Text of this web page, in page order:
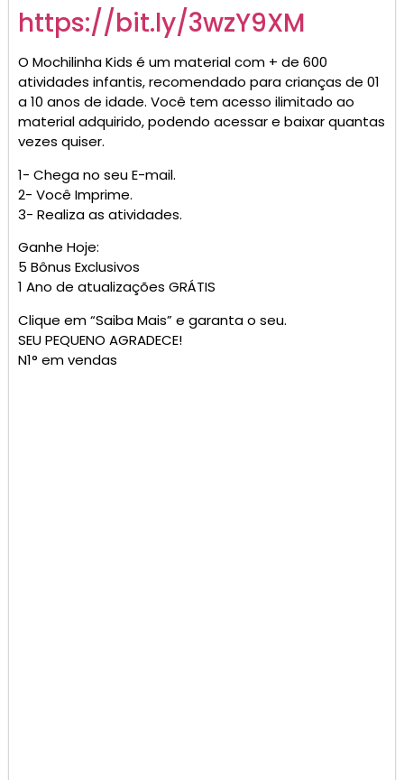
https://bit.ly/3wzY9XM
O Mochilinha Kids é um material com + de 600
atividades infantis, recomendado para crianças de 01
a 10 anos de idade. Você tem acesso ilimitado ao
material adquirido, podendo acessar e baixar quantas
vezes quiser.
1- Chega no seu E-mail.
2- Você Imprime.
3- Realiza as atividades.
Ganhe Hoje:
5 Bônus Exclusivos
1 Ano de atualizações GRÁTIS
Clique em “Saiba Mais” e garanta o seu.
SEU PEQUENO AGRADECE!
N1° em vendas